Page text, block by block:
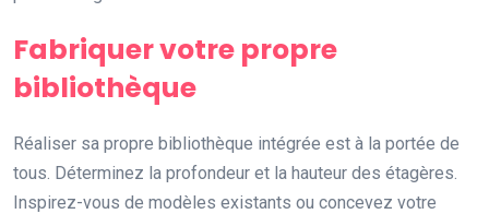
Fabriquer votre propre
bibliothèque
Réaliser sa propre bibliothèque intégrée est à la portée de
tous. Déterminez la profondeur et la hauteur des étagères.
Inspirez-vous de modèles existants ou concevez votre